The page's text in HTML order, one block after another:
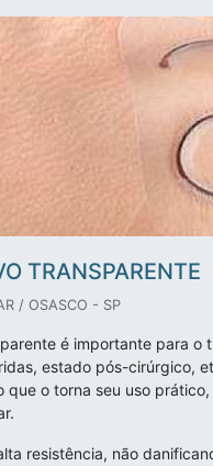
TRANSPARENTE
/ OSASCO - SP
é importante para o
estado pós-cirúrgico,
que o torna seu uso
resistência, não